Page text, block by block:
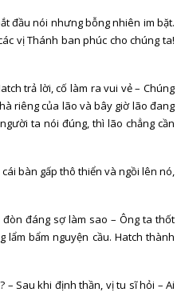
đầu nói nhưng bỗng nhiên im bặt.
vị Thánh ban phúc cho chúng ta!
trả lời, cố làm ra vui vẻ – Chúng
riêng của lão và bây giờ lão đang
ta nói đúng, thì lão chẳng cần
bàn gấp thô thiển và ngồi lên nó,
đáng sợ làm sao – Ông ta thốt
bẩm nguyện cầu. Hatch thành
– Sau khi định thần, vị tu sĩ hỏi – Ai